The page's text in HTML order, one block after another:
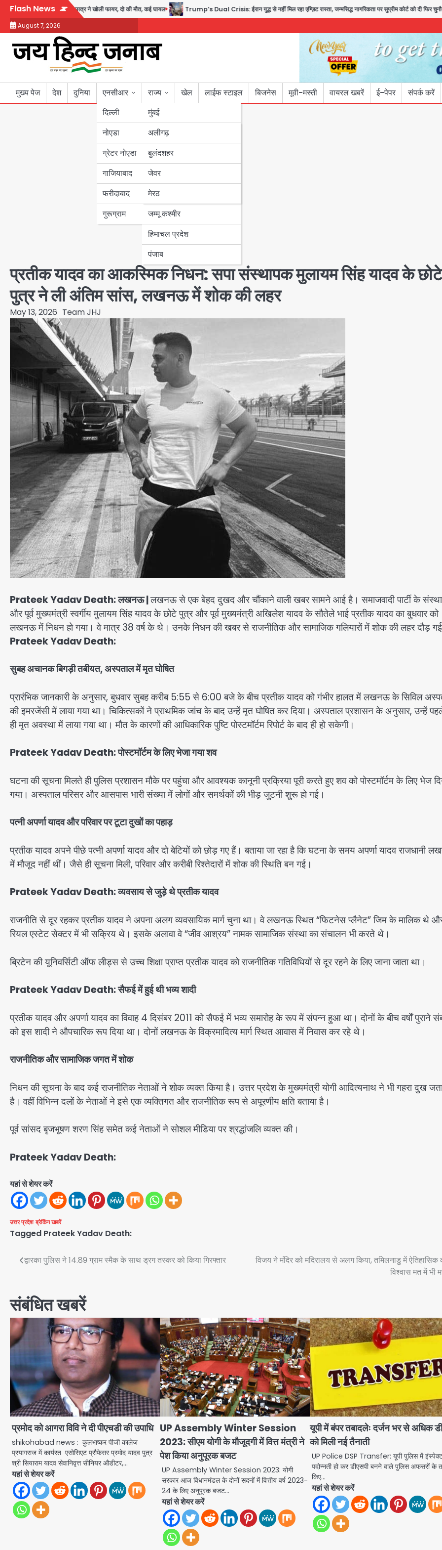
Skip
content
Flash News
में गोलीबारी, छात्र ने खोली फायर, दो की मौत, कई घायल Trump’s Dual Crisis: ईरान युद्ध से नहीं मिल रहा एग्ज़िट रास्ता, जन्मसिद्ध नागरिकता पर सुप्रीम कोर्ट को दी फिर चुनौती
August 7, 2026
मुख्य पेज देश दुनिया
एनसीआर
दिल्ली
नोएडा
ग्रेटर नोएडा
गाजियाबाद
फरीदाबाद
गुरूग्राम
राज्य
मुंबई
उत्तर प्रदेश
अलीगढ़
बुलंदशहर
जेवर
मेरठ
बिहार
पंजाब
हरियाणा
जम्मू कश्मीर
हिमाचल प्रदेश
पंजाब
खेल लाईफ स्टाइल बिजनेस मूवी-मस्ती वायरल खबरें ई-पेपर संपर्क करें
प्रतीक यादव का आकस्मिक निधन: सपा संस्थापक मुलायम सिंह यादव के छोटे
पुत्र ने ली अंतिम सांस, लखनऊ में शोक की लहर
May 13, 2026 Team JHJ
Prateek Yadav Death:लखनऊ|लखनऊ से एक बेहद दुखद और चौंकाने वाली खबर सामने आई है। समाजवादी पार्टी के
और पूर्व मुख्यमंत्री स्वर्गीय मुलायम सिंह यादव के छोटे पुत्र और पूर्व मुख्यमंत्री अखिलेश यादव के सौतेले भाई प्रतीक यादव का बुधवार को
लखनऊ में निधन हो गया। वे मात्र 38 वर्ष के थे। उनके निधन की खबर से राजनीतिक और सामाजिक गलियारों में शोक की लहर दौड़
Prateek Yadav Death:
सुबह अचानक बिगड़ी तबीयत,अस्पताल में मृत घोषित
प्रारंभिक जानकारी के अनुसार, बुधवार सुबह करीब 5:55 से 6:00 बजे के बीच प्रतीक यादव को गंभीर हालत में लखनऊ के सिविल
की इमरजेंसी में लाया गया था। चिकित्सकों ने प्राथमिक जांच के बाद उन्हें मृत घोषित कर दिया। अस्पताल प्रशासन के अनुसार, उन्हें
ही मृत अवस्था में लाया गया था। मौत के कारणों की आधिकारिक पुष्टि पोस्टमॉर्टम रिपोर्ट के बाद ही हो सकेगी।
Prateek Yadav Death:पोस्टमॉर्टम के लिए भेजा गया शव
घटना की सूचना मिलते ही पुलिस प्रशासन मौके पर पहुंचा और आवश्यक कानूनी प्रक्रिया पूरी करते हुए शव को पोस्टमॉर्टम के लिए भेज
गया। अस्पताल परिसर और आसपास भारी संख्या में लोगों और समर्थकों की भीड़ जुटनी शुरू हो गई।
पत्नी अपर्णा यादव और परिवार पर टूटा दुखों का पहाड़
प्रतीक यादव अपने पीछे पत्नी अपर्णा यादव और दो बेटियों को छोड़ गए हैं। बताया जा रहा है कि घटना के समय अपर्णा यादव राजधानी
में मौजूद नहीं थीं। जैसे ही सूचना मिली, परिवार और करीबी रिश्तेदारों में शोक की स्थिति बन गई।
Prateek Yadav Death:व्यवसाय से जुड़े थे प्रतीक यादव
राजनीति से दूर रहकर प्रतीक यादव ने अपना अलग व्यवसायिक मार्ग चुना था। वे लखनऊ स्थित “फिटनेस प्लैनेट” जिम के मालिक थे
रियल एस्टेट सेक्टर में भी सक्रिय थे। इसके अलावा वे “जीव आश्रय” नामक सामाजिक संस्था का संचालन भी करते थे।
ब्रिटेन की यूनिवर्सिटी ऑफ लीड्स से उच्च शिक्षा प्राप्त प्रतीक यादव को राजनीतिक गतिविधियों से दूर रहने के लिए जाना जाता था।
Prateek Yadav Death:सैफई में हुई थी भव्य शादी
प्रतीक यादव और अपर्णा यादव का विवाह 4 दिसंबर 2011 को सैफई में भव्य समारोह के रूप में संपन्न हुआ था। दोनों के बीच वर्षों पुराने
को इस शादी ने औपचारिक रूप दिया था। दोनों लखनऊ के विक्रमादित्य मार्ग स्थित आवास में निवास कर रहे थे।
राजनीतिक और सामाजिक जगत में शोक
निधन की सूचना के बाद कई राजनीतिक नेताओं ने शोक व्यक्त किया है। उत्तर प्रदेश के मुख्यमंत्री योगी आदित्यनाथ ने भी गहरा दुख
है। वहीं विभिन्न दलों के नेताओं ने इसे एक व्यक्तिगत और राजनीतिक रूप से अपूरणीय क्षति बताया है।
पूर्व सांसद बृजभूषण शरण सिंह समेत कई नेताओं ने सोशल मीडिया पर श्रद्धांजलि व्यक्त की।
Prateek Yadav Death:
यहां से शेयर करें
उत्तर प्रदेश ब्रेकिंग खबरें
Tagged Prateek Yadav Death:
Post
द्वारका पुलिस ने 14.89 ग्राम स्मैक के साथ ड्रग तस्कर को किया गिरफ्तार
विजय ने मंदिर को मदिरालय से अलग किया, तमिलनाडु में ऐतिहासिक
विश्वास मत में भी
संबंधित खबरें
प्रमोद को आगरा विवि ने दी पीएचडी की उपाधि
shikohabad news : कुलभाष्कर पीजी कालेज
प्रयागराज में कार्यरत एसोसिएट प्रौफेसर प्रमोद यादव पुत्र
श्री सियाराम यादव सेवानिवृत्त सीनियर औडीटर,…
यहां से शेयर करें
UP Assembly Winter Session
2023: सीएम योगी के मौजूदगी में वित्त मंत्री ने
पेश किया अनुपूरक बजट
UP Assembly Winter Session 2023: योगी
सरकार आज विधानमंडल के दोनों सदनों में वित्तीय वर्ष 2023-
24 के लिए अनुपूरक बजट…
यहां से शेयर करें
यूपी में बंपर तबादलेः दर्जन भर से अधिक
को मिली नई तैनाती
UP Police DSP Transfer: यूपी पुलिस में
पदोन्नती हो कर डीएसपी बनने वाले पुलिस अफसरों के
किए…
यहां से शेयर करें